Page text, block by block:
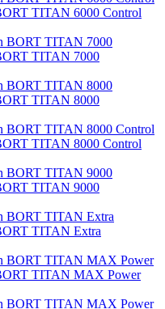
TITAN 6000 Control
TITAN 7000
TITAN 8000
TITAN 8000 Control
TITAN 9000
TITAN Extra
TITAN MAX Power